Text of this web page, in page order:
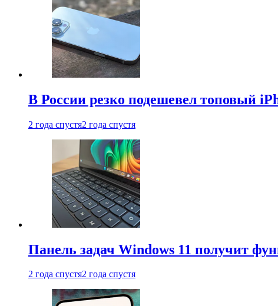
В России резко подешевел топовый
2 года спустя2 года спустя
Панель задач Windows 11 получит
2 года спустя2 года спустя